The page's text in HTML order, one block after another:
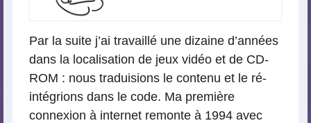
Par la suite j’ai travaillé une dizaine d’années
dans la localisation de jeux vidéo et de CD-
ROM : nous traduisions le contenu et le ré-
intégrions dans le code. Ma première
connexion à internet remonte à 1994 avec